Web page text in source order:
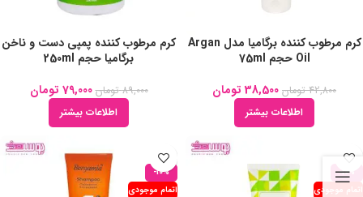
کرم مرطوب کننده برگامیا مدل Argan
Oil حجم 75ml
42,800 تومان 38,500 تومان
اطلاعات بیشتر
کرم مرطوب کننده پمپی دست و ناخن
برگامیا حجم 250ml
89,000 تومان 79,000 تومان
اطلاعات بیشتر
-10%
اتمام موجودی
-10%
اتمام موجودی